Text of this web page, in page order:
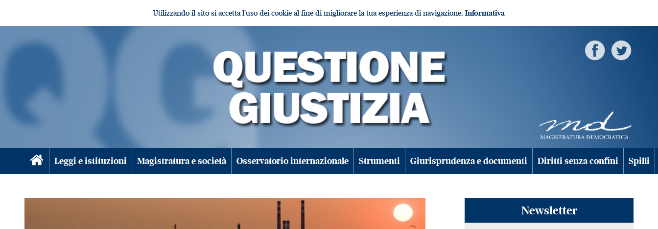
Utilizzando il sito si accetta l'uso dei cookie al fine di migliorare la tua esperienza di navigazione. Informativa
Leggi e istituzioni Magistratura e società Osservatorio internazionale Strumenti Giurisprudenza e documenti Diritti senza confini Spilli
Newsletter